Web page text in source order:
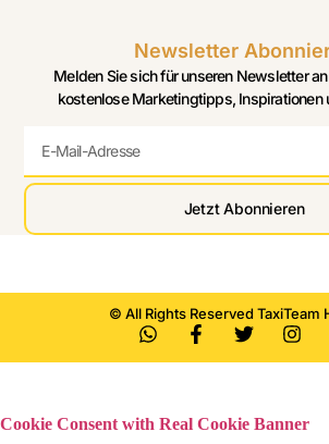
Newsletter
Melden Sie sich für unseren Newsletter
kostenlose Marketingtipps, Inspirationen
Jetzt Abonnieren
© All Rights Reserved TaxiTeam
Cookie Consent with Real Cookie Banner